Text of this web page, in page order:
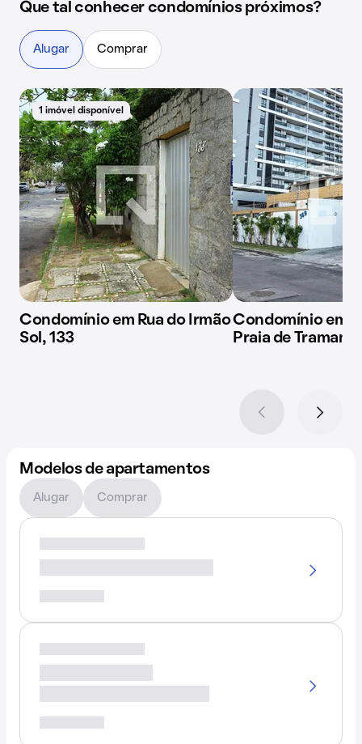
Que tal conhecer condomínios próximos?
Alugar Comprar
1 imóvel disponível
Condomínio em Rua do Irmão
Sol, 133
Condomínio em
Praia de
Modelos de apartamentos
Alugar Comprar